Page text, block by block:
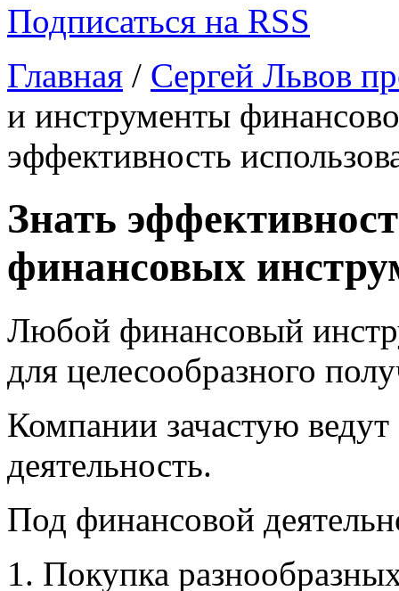
Подписаться на RSS
Главная / Сергей Львов
и инструменты
эффективность
Знать
финансовых
Любой финансовый
для целесообразного
Компании зачастую ведут
деятельность.
Под финансовой
Покупка